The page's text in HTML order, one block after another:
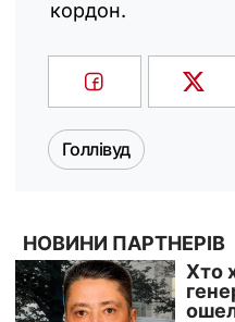
кордон.
Голлівуд